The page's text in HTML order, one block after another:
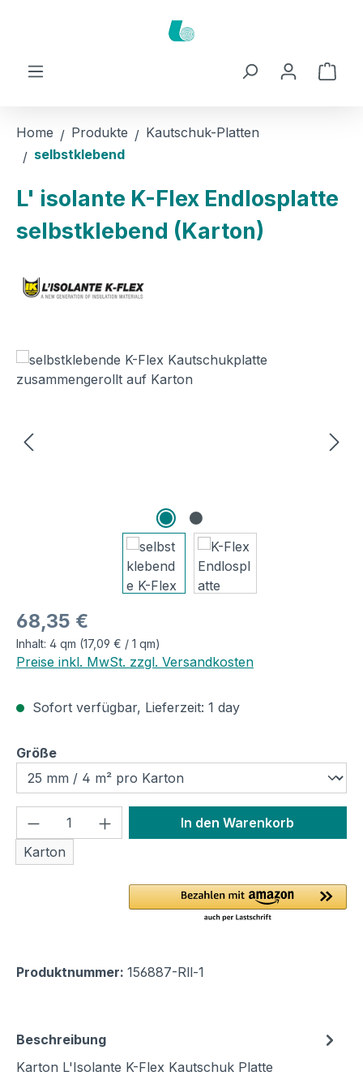
Home Produkte
Kautschuk-Platten
selbstklebend
L' isolante K-Flex Endlosplatte
selbstklebend (Karton)
Bildergalerie überspringen
Regulärer Preis:
68,35 €
Inhalt: 4 qm (17,09 € / 1 qm)
Preise inkl. MwSt. zzgl. Versandkosten
Sofort verfügbar, Lieferzeit: 1 day
Größeauswählen
Produkt Anzahl: Gib den
Karton
In den Warenkorb
Produktnummer: 156887-Rll-1
Beschreibung
Karton L'Isolante K-Flex Kautschuk Platte